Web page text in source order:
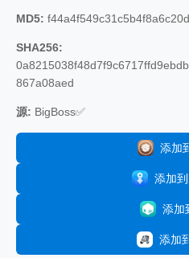
MD5:
SHA256:
867a08aed
源: BigBoss✅
添加
添加
添加
添加